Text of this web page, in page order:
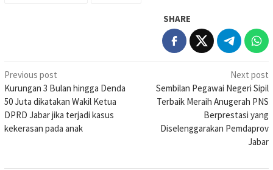
SHARE
Post
navigation
Previous post
Kurungan 3 Bulan hingga Denda
50 Juta dikatakan Wakil Ketua
DPRD Jabar jika terjadi kasus
kekerasan pada anak
Next post
Sembilan Pegawai Negeri Sipil
Terbaik Meraih Anugerah PNS
Berprestasi yang
Diselenggarakan Pemdaprov
Jabar